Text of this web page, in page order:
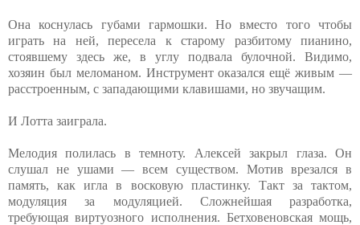
Она коснулась губами гармошки. Но вместо того чтобы
играть на ней, пересела к старому разбитому пианино,
стоявшему здесь же, в углу подвала булочной. Видимо,
хозяин был меломаном. Инструмент оказался ещё живым —
расстроенным, с западающими клавишами, но звучащим.
И Лотта заиграла.
Мелодия полилась в темноту. Алексей закрыл глаза. Он
слушал не ушами — всем существом. Мотив врезался в
память, как игла в восковую пластинку. Такт за тактом,
модуляция за модуляцией. Сложнейшая разработка,
требующая виртуозного исполнения. Бетховеновская мощь,